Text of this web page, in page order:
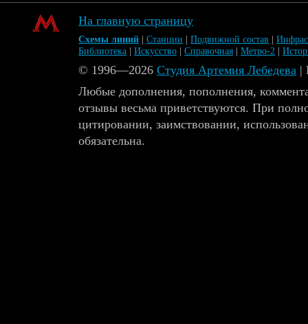
На главную страницу
Схемы линий Станции Подвижной состав
Библиотека
Искусство Справочная Метро-2
© 1996—2026 Студия Артемия Лебедева |
Любые дополнения, пополнения,
отзывы весьма приветствуются. При
цитировании, заимствовании,
обязательна.